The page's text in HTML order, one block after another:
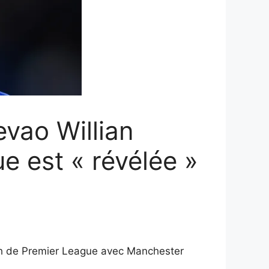
Willian
est « révélée »
Premier League avec Manchester